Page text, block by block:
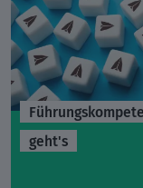
geht's